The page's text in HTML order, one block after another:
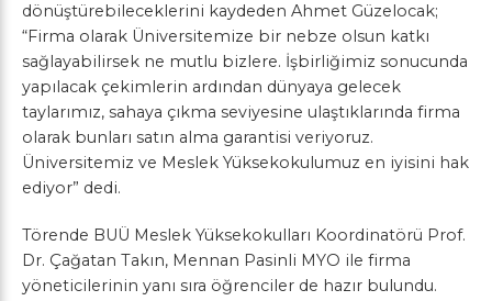
dönüştürebileceklerini kaydeden Ahmet Güzelocak;
“Firma olarak Üniversitemize bir nebze olsun katkı
sağlayabilirsek ne mutlu bizlere. İşbirliğimiz sonucunda
yapılacak çekimlerin ardından dünyaya gelecek
taylarımız, sahaya çıkma seviyesine ulaştıklarında firma
olarak bunları satın alma garantisi veriyoruz.
Üniversitemiz ve Meslek Yüksekokulumuz en iyisini hak
ediyor” dedi.
Törende BUÜ Meslek Yüksekokulları Koordinatörü Prof.
Dr. Çağatan Takın, Mennan Pasinli MYO ile firma
yöneticilerinin yanı sıra öğrenciler de hazır bulundu.